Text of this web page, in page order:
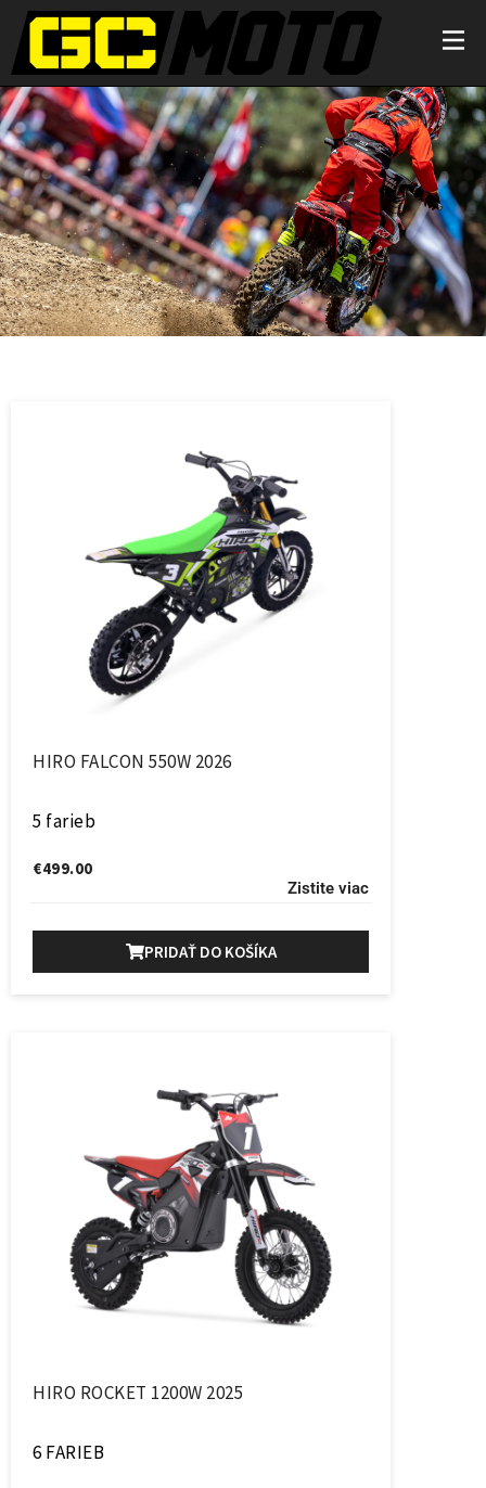
HIRO FALCON 550W 2026
5 farieb
€499.00
Zistite viac
PRIDAŤ DO KOŠÍKA
HIRO ROCKET 1200W 2025
6 FARIEB